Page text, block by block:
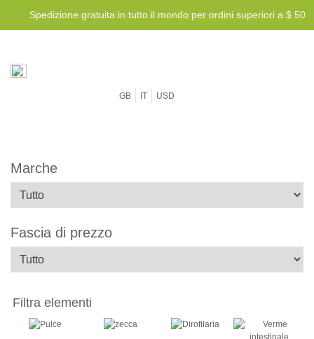
Spedizione gratuita in tutto il mondo per ordini superiori a $ 50
GB IT USD
Marche
Fascia di prezzo